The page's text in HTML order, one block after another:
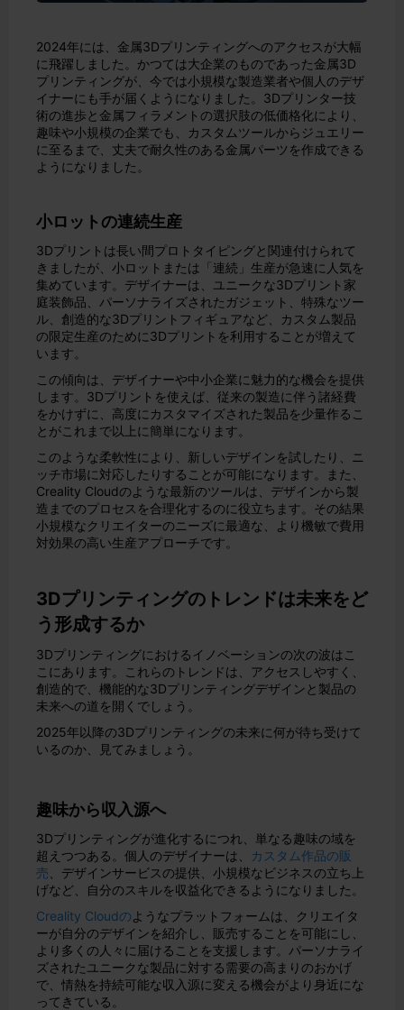
2024年には、金属3Dプリンティングへのアクセスが大幅
に飛躍しました。かつては大企業のものであった金属3D
プリンティングが、今では小規模な製造業者や個人のデザ
イナーにも手が届くようになりました。3Dプリンター技
術の進歩と金属フィラメントの選択肢の低価格化により、
趣味や小規模の企業でも、カスタムツールからジュエリー
に至るまで、丈夫で耐久性のある金属パーツを作成できる
ようになりました。
小ロットの連続生産
3Dプリントは長い間プロトタイピングと関連付けられて
きましたが、小ロットまたは「連続」生産が急速に人気を
集めています。デザイナーは、ユニークな3Dプリント家
庭装飾品、パーソナライズされたガジェット、特殊なツー
ル、創造的な3Dプリントフィギュアなど、カスタム製品
の限定生産のために3Dプリントを利用することが増えて
います。
この傾向は、デザイナーや中小企業に魅力的な機会を提供
します。3Dプリントを使えば、従来の製造に伴う諸経費
をかけずに、高度にカスタマイズされた製品を少量作るこ
とがこれまで以上に簡単になります。
このような柔軟性により、新しいデザインを試したり、ニ
ッチ市場に対応したりすることが可能になります。また、
Creality Cloudのような最新のツールは、デザインから製
造までのプロセスを合理化するのに役立ちます。その結果
小規模なクリエイターのニーズに最適な、より機敏で費用
対効果の高い生産アプローチです。
3Dプリンティングのトレンドは未来をど
う形成するか
3Dプリンティングにおけるイノベーションの次の波はこ
こにあります。これらのトレンドは、アクセスしやすく、
創造的で、機能的な3Dプリンティングデザインと製品の
未来への道を開くでしょう。
2025年以降の3Dプリンティングの未来に何が待ち受けて
いるのか、見てみましょう。
趣味から収入源へ
3Dプリンティングが進化するにつれ、単なる趣味の域を
超えつつある。個人のデザイナーは、
カスタム作品の販
売 、デザインサービスの提供、小規模なビジネスの立ち上
げなど、自分のスキルを収益化できるようになりました。
Creality Cloudのようなプラットフォームは、クリエイタ
ーが自分のデザインを紹介し、販売することを可能にし、
より多くの人々に届けることを支援します。パーソナライ
ズされたユニークな製品に対する需要の高まりのおかげ
で、情熱を持続可能な収入源に変える機会がより身近にな
ってきている。